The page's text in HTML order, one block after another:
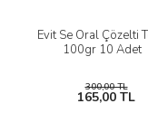
Evit Se Oral Çözelti
100gr 10 Adet
300,00 TL
165,00 TL